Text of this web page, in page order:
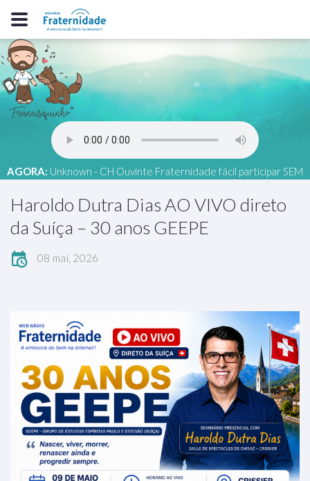
AGORA: Unknown - CH Ouvinte Fraternidade fácil participar SEM
Haroldo Dutra Dias AO VIVO direto
da Suíça – 30 anos GEEPE
08 mai, 2026